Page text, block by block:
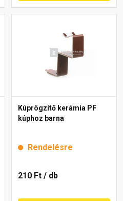
Kúprögzítő kerámia PF
kúphoz barna
Rendelésre
210 Ft / db